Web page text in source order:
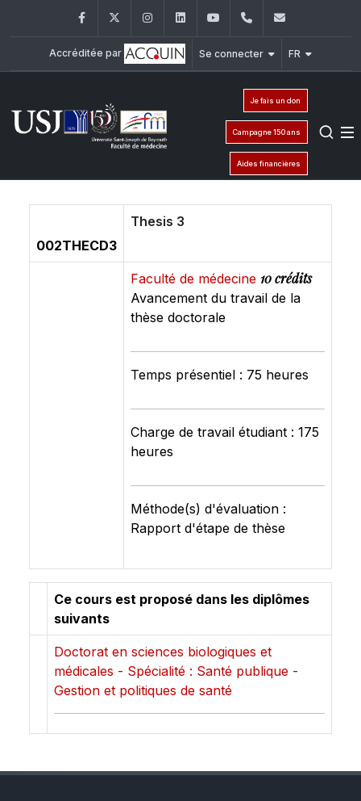
FacebookTwitter InstagramLinkedInYouTube+961 (1) 421 235
Accréditée par Se connecter FR
Je fais un don
Campagne 150 ans
Aides financières
002THECD3
Thesis 3
Faculté de médecine 10 crédits
Avancement du travail de la
thèse doctorale
Temps présentiel : 75 heures
Charge de travail étudiant : 175
heures
Méthode(s) d'évaluation :
Rapport d'étape de thèse
Ce cours est proposé dans les diplômes
suivants
Doctorat en sciences biologiques et
médicales - Spécialité : Santé publique -
Gestion et politiques de santé